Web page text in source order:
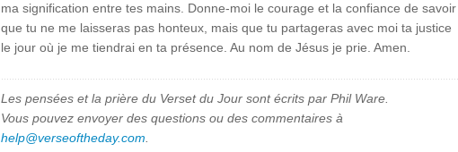
ma signification entre tes mains. Donne-moi le courage et la confiance de savoir
que tu ne me laisseras pas honteux, mais que tu partageras avec moi ta justice
le jour où je me tiendrai en ta présence. Au nom de Jésus je prie. Amen.
Les pensées et la prière du Verset du Jour sont écrits par Phil Ware.
Vous pouvez envoyer des questions ou des commentaires à
help@verseoftheday.com